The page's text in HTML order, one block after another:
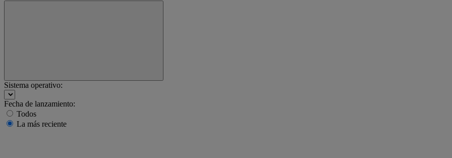
Sistema operativo:
Fecha de lanzamiento:
Todos
La más reciente